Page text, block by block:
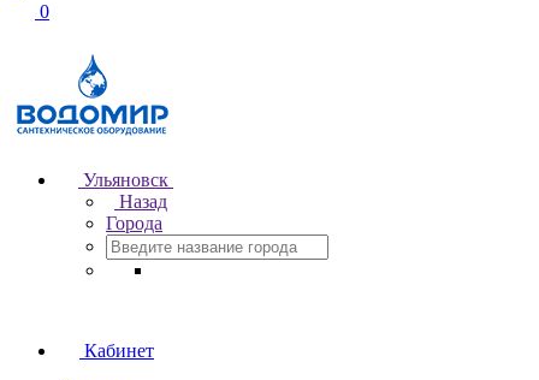
0
Ульяновск
Назад
Города
Кабинет